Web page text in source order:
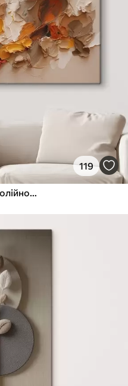
119
Абстрактний живопис в стилі олійного живопису